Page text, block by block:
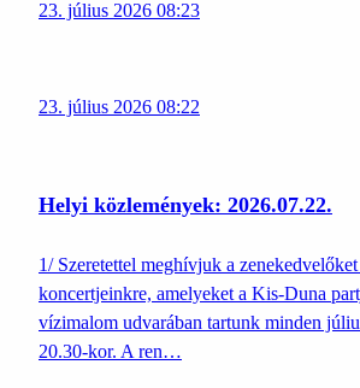
23. július 2026 08:23
23. július 2026 08:22
Helyi közlemények: 2026.07.22.
1/ Szeretettel meghívjuk a
koncertjeinkre, amelyeket a Kis-Duna
vízimalom udvarában tartunk minden
20.30-kor. A ren…